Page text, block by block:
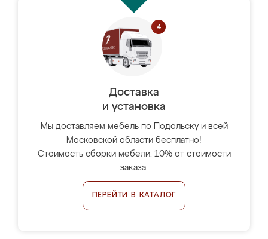
Доставка
и установка
Мы доставляем мебель по Подольску и всей
Московской области бесплатно!
Стоимость сборки мебели: 10% от стоимости
заказа.
ПЕРЕЙТИ В КАТАЛОГ